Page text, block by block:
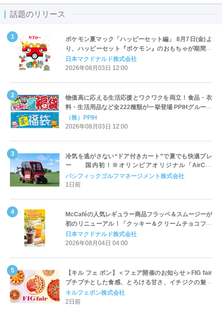
話題のリリース
ポケモン夏マック「ハッピーセット編」 8月7日(金)よ
り、ハッピーセット『ポケモン』のおもちゃが期間限
定登場
日本マクドナルド株式会社
2026年08月03日 12:00
物価高に応える生活応援とワクワクを両立！食品・衣
料・生活用品など全222種類が一挙登場 PPIHグループ
「夏福袋」＆セール 8月6日(木)より順次スタート
（株）PPIH
2026年08月03日 12:00
冷気を逃がさない“ドア付きカート”で夏でも快適プレ
ー 国内初！※オリンピアオリジナル「AirCon
Cart（エアコンカート）」導入 | ＰＧＭ
パシフィックゴルフマネージメント株式会社
1日前
McCaféの人気レギュラー商品フラッペ＆スムージーが
初のリニューアル！「クッキー＆クリームチョコフラ
ッペ」「マンゴースムージー」8月5日（水）から販売
開始
日本マクドナルド株式会社
2026年08月04日 04:00
【キル フェ ボン】＜フェア開催のお知らせ＞FIG fair
プチプチとした食感、とろける甘さ、イチジクの魅力
をたっぷりと。新作を含め、イチジク尽くしの全4種が
登場8月20日（木）スタート
キルフェボン株式会社
2日前